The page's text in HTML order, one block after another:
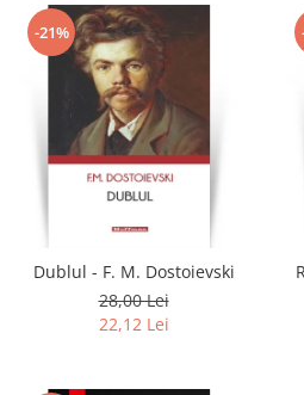
-21%
Dublul - F. M. Dostoievski
28,00 Lei
22,12 Lei